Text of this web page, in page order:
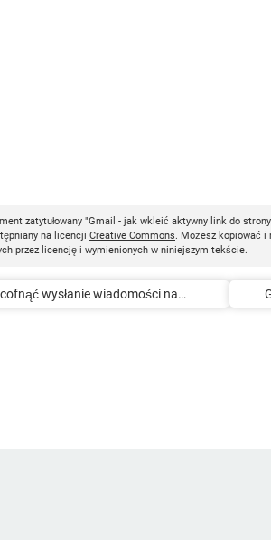
zatytułowany "Gmail - jak wkleić aktywny link do
na licencji Creative Commons. Możesz kopiować i
przez licencję i wymienionych w niniejszym tekście.
wysłanie wiadomości na